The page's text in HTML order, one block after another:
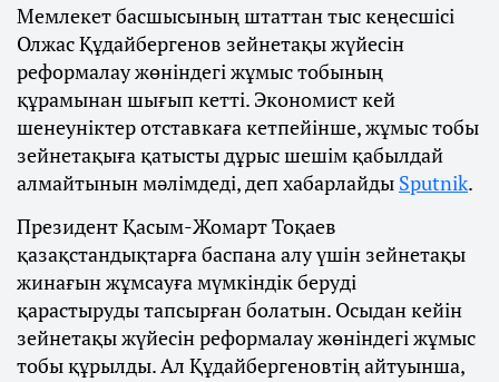
Мемлекет басшысының штаттан тыс кеңесшісі
Олжас Құдайбергенов зейнетақы жүйесін
реформалау жөніндегі жұмыс тобының
құрамынан шығып кетті. Экономист кей
шенеуніктер отставкаға кетпейінше, жұмыс тобы
зейнетақыға қатысты дұрыс шешім қабылдай
алмайтынын мәлімдеді, деп хабарлайды Sputnik.
Президент Қасым-Жомарт Тоқаев
қазақстандықтарға баспана алу үшін зейнетақы
жинағын жұмсауға мүмкіндік беруді
қарастыруды тапсырған болатын. Осыдан кейін
зейнетақы жүйесін реформалау жөніндегі жұмыс
тобы құрылды. Ал Құдайбергеновтің айтуынша,